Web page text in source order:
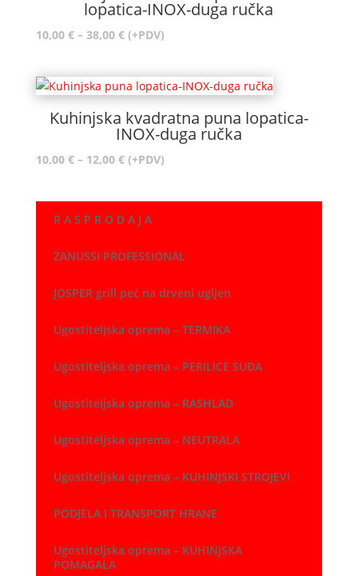
lopatica-INOX-duga ručka
10,00 € – 38,00 €Raspon
10,00 €
38,00 €
(+PDV)
Kuhinjska kvadratna puna lopatica-
INOX-duga ručka
10,00 € – 12,00 €Raspon
10,00 €
12,00 €
(+PDV)
R A S P R O D A J A
ZANUSSI PROFESSIONAL
JOSPER grill peć na drveni ugljen
Ugostiteljska oprema – TERMIKA
Ugostiteljska oprema – PERILICE SUĐA
Ugostiteljska oprema – RASHLAD
Ugostiteljska oprema – NEUTRALA
Ugostiteljska oprema – KUHINJSKI STROJEVI
PODJELA I TRANSPORT HRANE
Ugostiteljska oprema – KUHINJSKA
POMAGALA